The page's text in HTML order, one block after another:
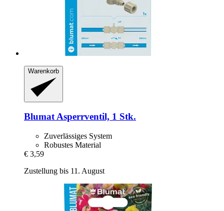
Warenkorb
BlumatAsperrventil, 1 Stk.
Zuverlässiges System
Robustes Material
€ 3,59
Zustellung bis 11. August